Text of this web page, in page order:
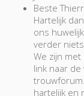
Beste
Hartelijk
ons
verder
We zijn
link naar
hartelijk en